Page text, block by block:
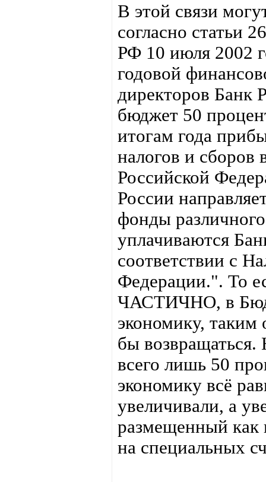
В этой связи
согласно
РФ 10 июля 2002
годовой
директоров Банк
бюджет 50
итогам года
налогов и сборов
Российской
России
фонды
уплачиваются
соответствии с
Федерации.". То
ЧАСТИЧНО, в
экономику, таким
бы
всего лишь 50
экономику всё
увеличивали, а
размещенный как
на специальных